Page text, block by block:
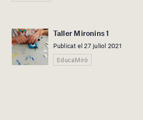
Taller Mironins 1
Publicat el 27 juliol 2021
EducaMiró